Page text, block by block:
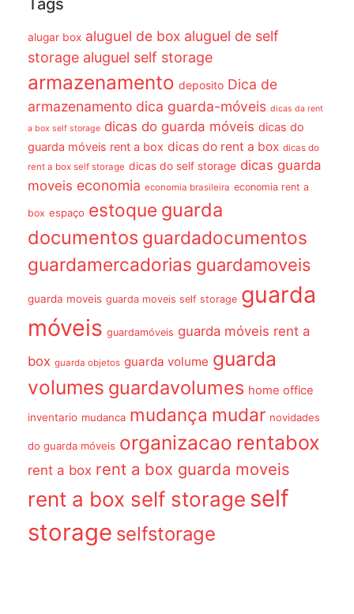
Tags
alugar box aluguel de box aluguel de self
storage aluguel self storage
armazenamento deposito Dica de
armazenamento dica guarda-móveis dicas da rent
a box self storage dicas do guarda móveis dicas do
guarda móveis rent a box dicas do rent a box dicas do
rent a box self storage dicas do self storage dicas guarda
moveis economia economia brasileira economia rent a
box espaço estoque guarda
documentos guardadocumentos
guardamercadorias guardamoveis
guarda moveis guarda moveis self storage guarda
móveis guardamóveis guarda móveis rent a
box guarda objetos guarda volume guarda
volumes guardavolumes home office
inventario mudanca mudança mudar novidades
do guarda móveis organizacao rentabox
rent a box rent a box guarda moveis
rent a box self storage self
storage selfstorage